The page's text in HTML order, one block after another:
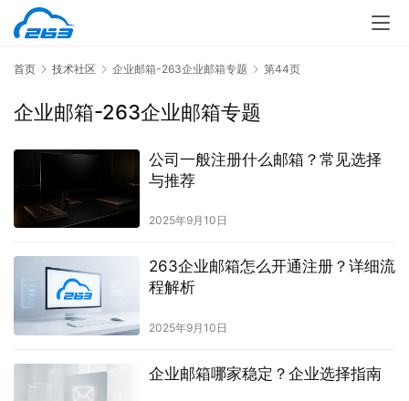
首页 技术社区 企业邮箱-263企业邮箱专题 第44页
企业邮箱-263企业邮箱专题
公司一般注册什么邮箱？常见选择
与推荐
2025年9月10日
263企业邮箱怎么开通注册？详细流
程解析
2025年9月10日
企业邮箱哪家稳定？企业选择指南